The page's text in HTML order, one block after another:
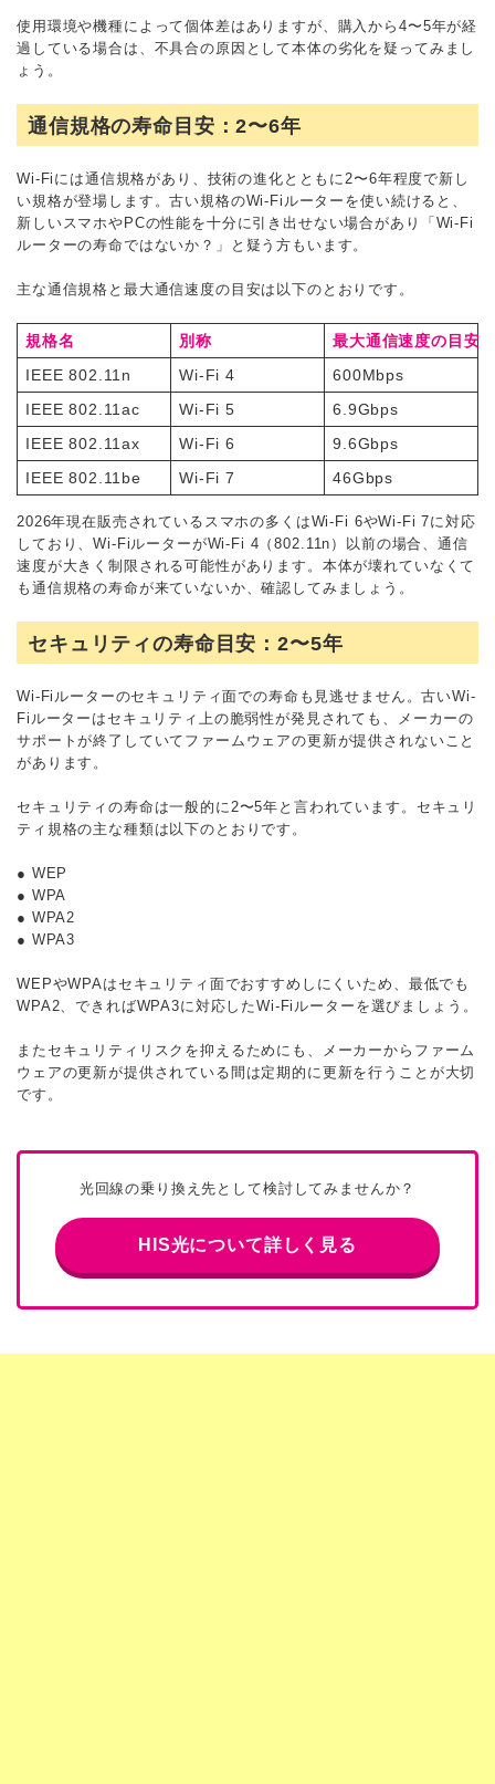
使用環境や機種によって個体差はありますが、購入から4〜5年が経
過している場合は、不具合の原因として本体の劣化を疑ってみまし
ょう。
通信規格の寿命目安：2〜6年
Wi-Fiには通信規格があり、技術の進化とともに2〜6年程度で新し
い規格が登場します。古い規格のWi-Fiルーターを使い続けると、
新しいスマホやPCの性能を十分に引き出せない場合があり「Wi-Fi
ルーターの寿命ではないか？」と疑う方もいます。
主な通信規格と最大通信速度の目安は以下のとおりです。
規格名 別称
最大通信速度の目安
IEEE 802.11n
Wi-Fi 4
600Mbps
IEEE 802.11ac
Wi-Fi 5
6.9Gbps
IEEE 802.11ax
Wi-Fi 6
9.6Gbps
IEEE 802.11be
Wi-Fi 7 46Gbps
2026年現在販売されているスマホの多くはWi-Fi 6やWi-Fi 7に対応
しており、Wi-FiルーターがWi-Fi 4（802.11n）以前の場合、通信
速度が大きく制限される可能性があります。本体が壊れていなくて
も通信規格の寿命が来ていないか、確認してみましょう。
セキュリティの寿命目安：2〜5年
Wi-Fiルーターのセキュリティ面での寿命も見逃せません。古いWi-
Fiルーターはセキュリティ上の脆弱性が発見されても、メーカーの
サポートが終了していてファームウェアの更新が提供されないこと
があります。
セキュリティの寿命は一般的に2〜5年と言われています。セキュリ
ティ規格の主な種類は以下のとおりです。
● WEP
● WPA
● WPA2
● WPA3
WEPやWPAはセキュリティ面でおすすめしにくいため、最低でも
WPA2、できればWPA3に対応したWi-Fiルーターを選びましょう。
またセキュリティリスクを抑えるためにも、メーカーからファーム
ウェアの更新が提供されている間は定期的に更新を行うことが大切
です。
光回線の乗り換え先として検討してみませんか？
HIS光について詳しく見る